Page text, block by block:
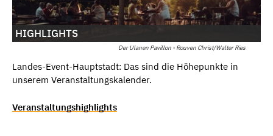
Der Ulanen Pavillon - Rouven Christ/Walter Ries
HIGHLIGHTS
Landes-Event-Hauptstadt: Das sind die Höhepunkte in
unserem Veranstaltungskalender.
Veranstaltungshighlights